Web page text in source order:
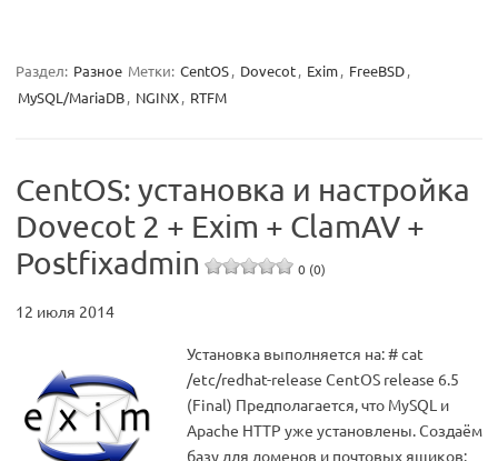
Раздел: Разное Метки: CentOS, Dovecot, Exim, FreeBSD,
MySQL/MariaDB, NGINX, RTFM
CentOS: установка и настройка
Dovecot 2 + Exim + ClamAV +
Postfixadmin
0 (0)
12 июля 2014
Установка выполняется на: # cat
/etc/redhat-release CentOS release 6.5
(Final) Предполагается, что MySQL и
Apache HTTP уже установлены. Создаём
базу для доменов и почтовых ящиков: